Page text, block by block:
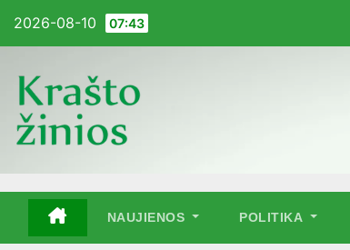
2026-08-10 07:43
NAUJIENOS POLITIKA